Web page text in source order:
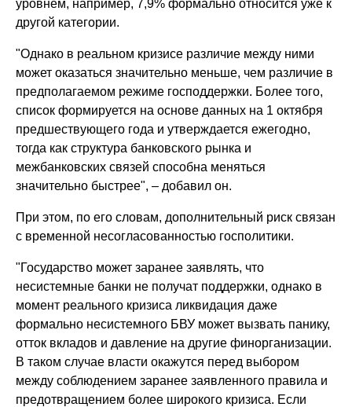
уровнем, например, 7,9% формально относится уже к
другой категории.
"Однако в реальном кризисе различие между ними
может оказаться значительно меньше, чем различие в
предполагаемом режиме господдержки. Более того,
список формируется на основе данных на 1 октября
предшествующего года и утверждается ежегодно,
тогда как структура банковского рынка и
межбанковских связей способна меняться
значительно быстрее", – добавил он.
При этом, по его словам, дополнительный риск связан
с временной несогласованностью госполитики.
"Государство может заранее заявлять, что
несистемные банки не получат поддержки, однако в
момент реального кризиса ликвидация даже
формально несистемного БВУ может вызвать панику,
отток вкладов и давление на другие финорганизации.
В таком случае власти окажутся перед выбором
между соблюдением заранее заявленного правила и
предотвращением более широкого кризиса. Если